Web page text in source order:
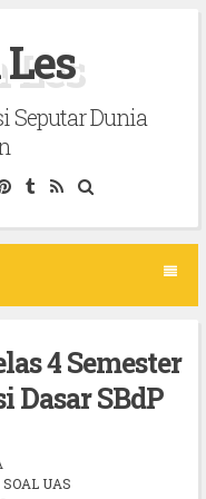
Seputar Dunia
4 Semester
Dasar SBdP
SOAL UAS